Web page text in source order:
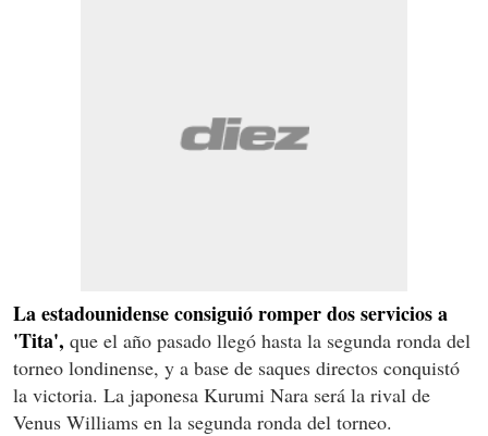
La estadounidense consiguió romper dos servicios a
'Tita', que el año pasado llegó hasta la segunda ronda del
torneo londinense, y a base de saques directos conquistó
la victoria. La japonesa Kurumi Nara será la rival de
Venus Williams en la segunda ronda del torneo.